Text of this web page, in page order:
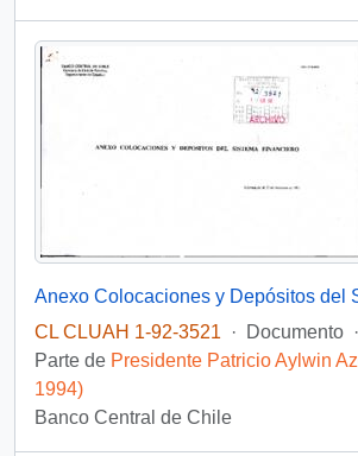
CL CLUAH 1-92-3521
· Documento ·
Parte de Presidente Patricio Aylwin
1994)
Banco Central de Chile